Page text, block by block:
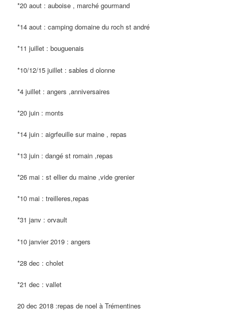
*20 aout : auboise , marché gourmand
*14 aout : camping domaine du roch st andré
*11 juillet : bouguenais
*10/12/15 juillet : sables d olonne
*4 juillet : angers ,anniversaires
*20 juin : monts
*14 juin : aigrfeuille sur maine , repas
*13 juin : dangé st romain ,repas
*26 mai : st ellier du maine ,vide grenier
*10 mai : treilleres,repas
*31 janv : orvault
*10 janvier 2019 : angers
*28 dec : cholet
*21 dec : vallet
20 dec 2018 :repas de noel à Trémentines